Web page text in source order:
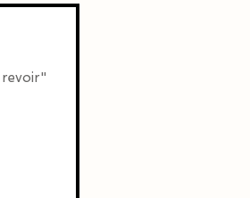
revoir"